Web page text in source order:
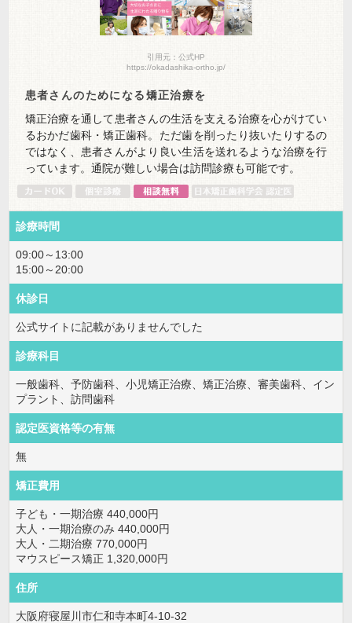
引用元：公式HP
https://okadashika-ortho.jp/
患者さんのためになる矯正治療を
矯正治療を通して患者さんの生活を支える治療を心がけてい
るおかだ歯科・矯正歯科。ただ歯を削ったり抜いたりするの
ではなく、患者さんがより良い生活を送れるような治療を行
っています。通院が難しい場合は訪問診療も可能です。
診療時間
09:00～13:00
15:00～20:00
休診日
公式サイトに記載がありませんでした
診療科目
一般歯科、予防歯科、小児矯正治療、矯正治療、審美歯科、イン
プラント、訪問歯科
認定医資格等の有無
無
矯正費用
子ども・一期治療 440,000円
大人・一期治療のみ 440,000円
大人・二期治療 770,000円
マウスピース矯正 1,320,000円
住所
大阪府寝屋川市仁和寺本町4-10-32